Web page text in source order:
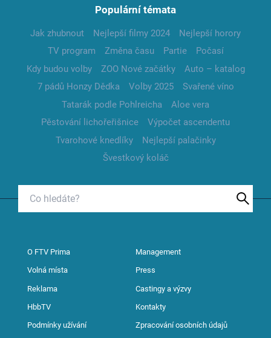
Populární témata
Jak zhubnout Nejlepší filmy 2024
Nejlepší horory
TV program
Změna času Partie
Počasí
Kdy budou volby
ZOO Nové začátky
Auto – katalog
7 pádů Honzy Dědka
Volby 2025
Svařené víno
Tatarák podle Pohlreicha
Aloe vera
Pěstování lichořeřišnice
Výpočet ascendentu
Tvarohové knedlíky
Nejlepší palačinky
Švestkový koláč
O FTV Prima Management
Volná místa Press
Reklama Castingy a výzvy
HbbTV Kontakty
Podmínky užívání Zpracování osobních údajů